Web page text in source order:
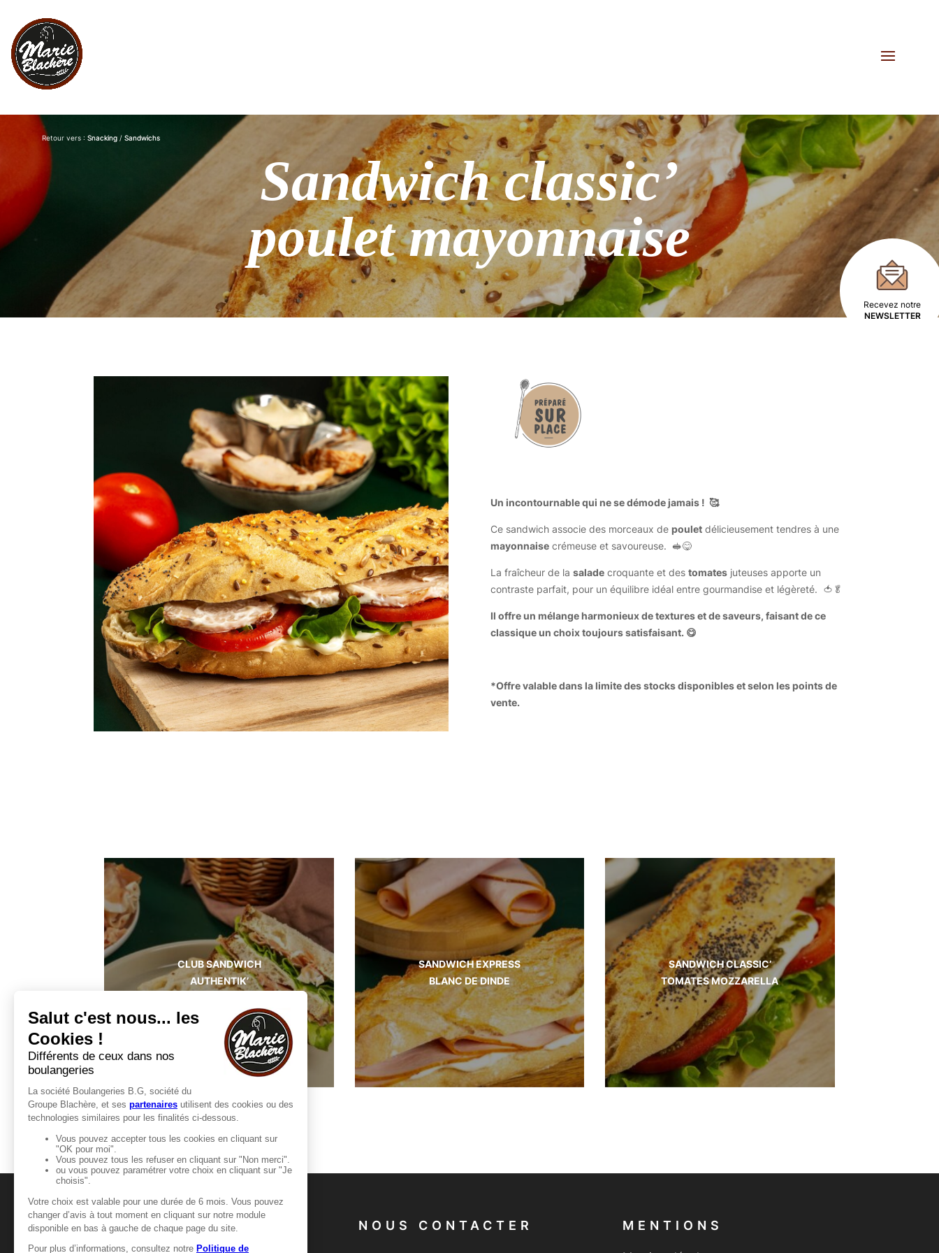
Retour vers :Snacking /Sandwichs
Sandwich classic’
poulet mayonnaise
Un incontournable qui ne se démode jamais ! 🥰
Ce sandwich associe des morceaux de pouletdélicieusement tendres à une
mayonnaisecrémeuse et savoureuse. 🥪😋
La fraîcheur de la saladecroquante et des tomatesjuteuses apporte un
contraste parfait, pour un équilibre idéal entre gourmandise et légèreté. 🍅🥬
Il offre un mélange harmonieux de textures et de saveurs, faisant de ce
classique un choix toujours satisfaisant. 😋
*Offre valable dans la limite des stocks disponibles et selon les points de
vente.
CLUB SANDWICH
AUTHENTIK’
SANDWICH EXPRESS
BLANC DE DINDE
SANDWICH CLASSIC’
TOMATES MOZZARELLA
MANGER-BOUGER NOUS CONTACTER MENTIONS
Recevez notre
NEWSLETTER